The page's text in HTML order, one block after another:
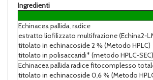
Ingredienti
Echinacea pallida, radice
estratto liofilizzato multifrazione (Echina2-
titolato in echinacoside 2 % (Metodo HPLC)
titolato in polisaccaridi* (metodo HPLC-
Echinacea pallida radice fitocomplesso
titolato in echinacoside 0,6 % (Metodo